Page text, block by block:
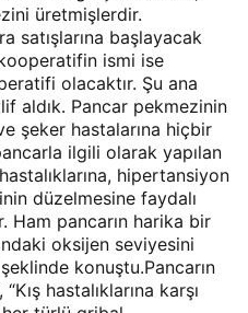
üretmişlerdir.
satışlarına başlayacak
ismi ise
olacaktır. Şu ana
aldık. Pancar pekmezinin
şeker hastalarına hiçbir
ilgili olarak yapılan
hipertansiyon
düzelmesine faydalı
pancarın harika bir
oksijen seviyesini
konuştu.Pancarın
hastalıklarına karşı